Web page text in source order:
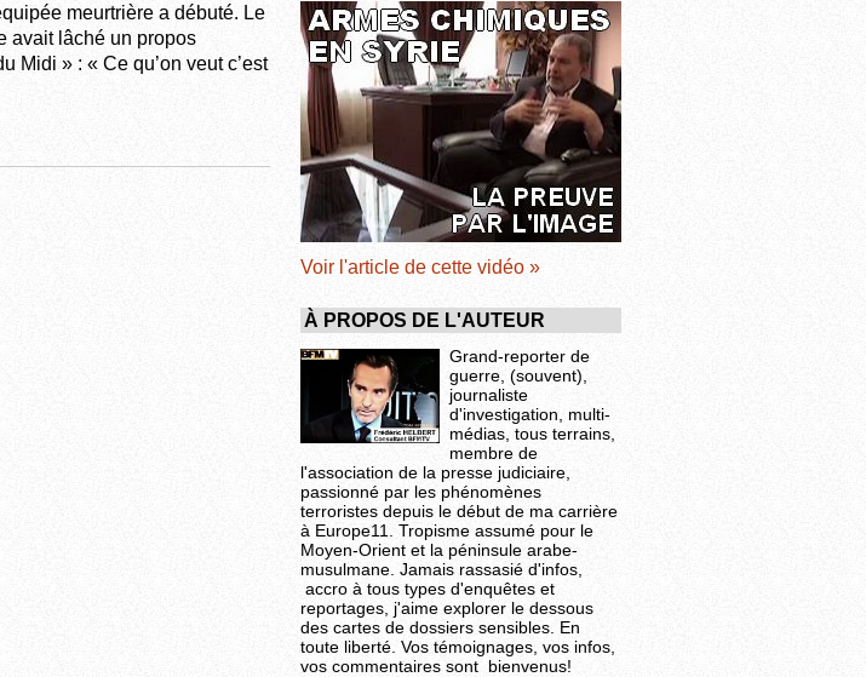
meurtrière a débuté. Le
avait lâché un propos
Midi » : « Ce qu’on veut c’est
Voir l'article de cette vidéo »
À PROPOS DE L'AUTEUR
Grand-reporter de
guerre, (souvent),
journaliste
d'investigation, multi-
médias, tous terrains,
membre de
l'association de la presse judiciaire,
passionné par les phénomènes
terroristes depuis le début de ma carrière
à Europe11. Tropisme assumé pour le
Moyen-Orient et la péninsule arabe-
musulmane. Jamais rassasié d'infos,
accro à tous types d'enquêtes et
reportages, j'aime explorer le dessous
des cartes de dossiers sensibles. En
toute liberté. Vos témoignages, vos infos,
vos commentaires sont bienvenus!